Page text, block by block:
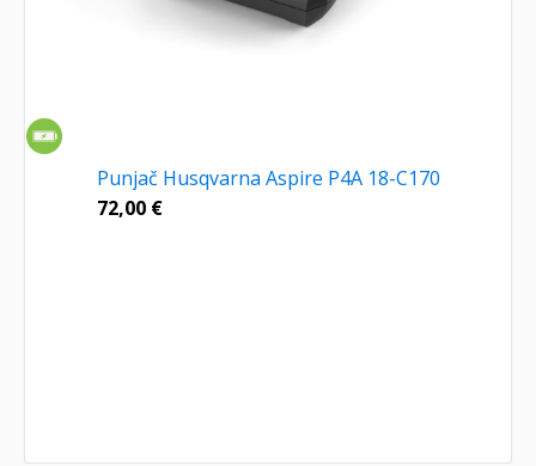
Punjač Husqvarna Aspire P4A 18-C170
72,00 €